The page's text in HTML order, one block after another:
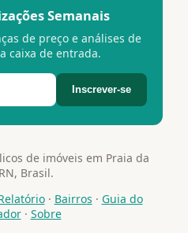
Semanais
de preço e análises de
caixa de entrada.
Inscrever-se
de imóveis em Praia da
Brasil.
· Bairros · Guia do
· Sobre